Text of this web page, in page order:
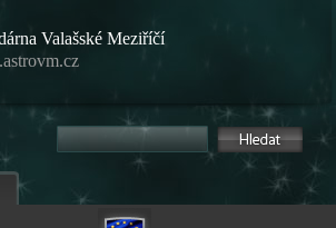
Valašské Meziříčí